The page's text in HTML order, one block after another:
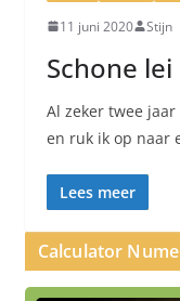
11 juni 2020 Stijn
Schone lei
Al zeker twee
en ruk ik op naar
Lees meer
Calculator